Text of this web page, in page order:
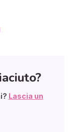
Lascia un